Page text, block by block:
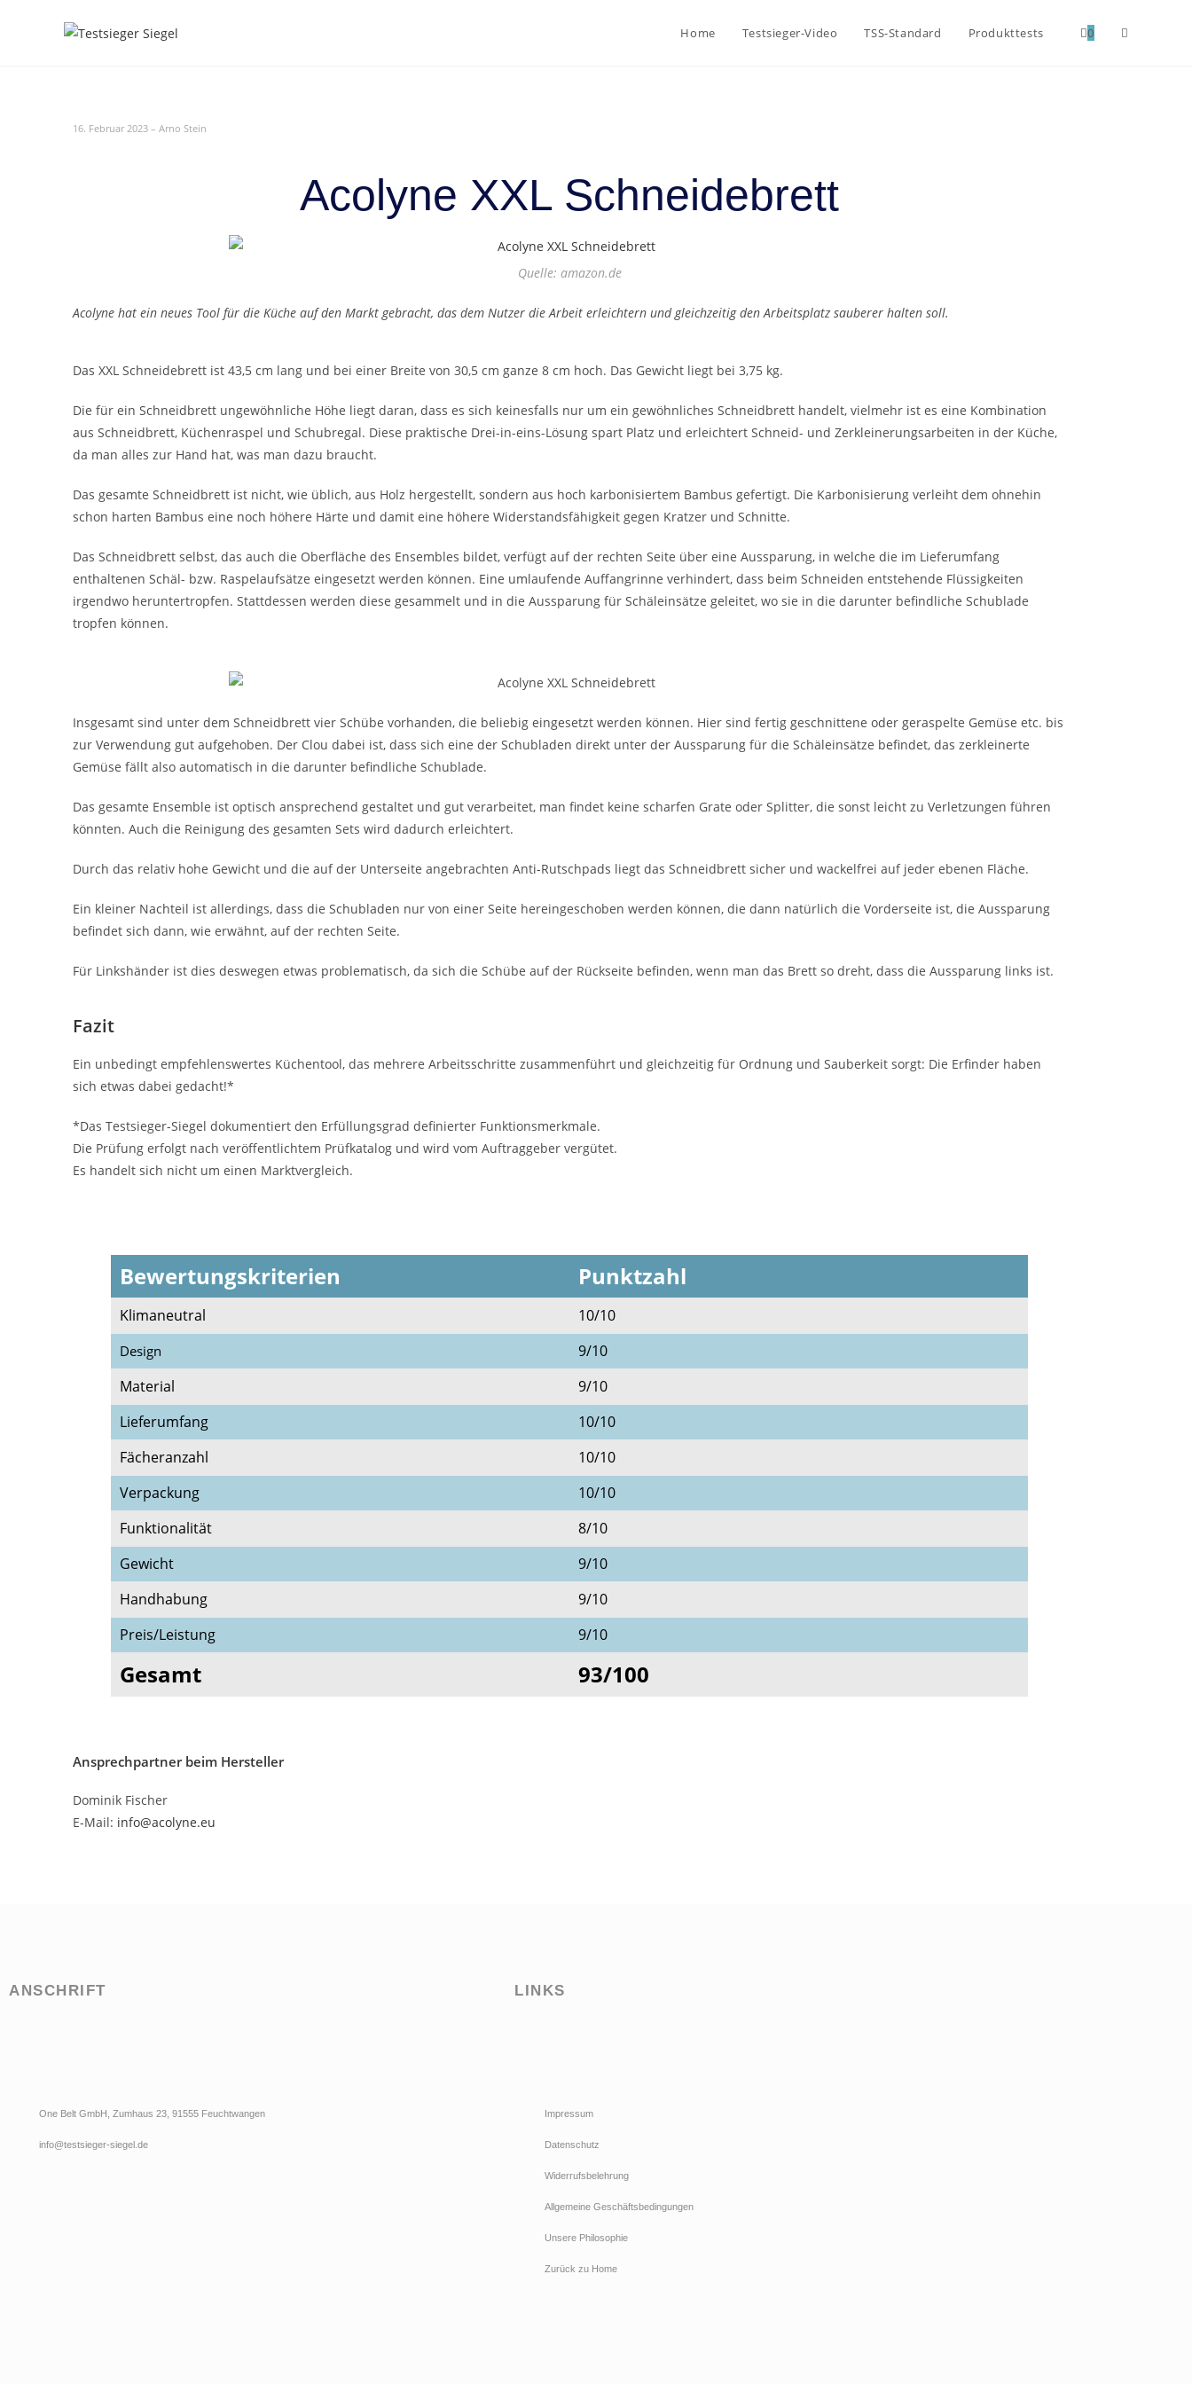
Home Testsieger-Video TSS-Standard Produkttests 0
16. Februar 2023 – Arno Stein
Acolyne XXL Schneidebrett
Quelle: amazon.de
Acolyne hat ein neues Tool für die Küche auf den Markt gebracht, das dem Nutzer die Arbeit erleichtern und gleichzeitig den Arbeitsplatz sauberer halten soll.
Das XXL Schneidebrett ist 43,5 cm lang und bei einer Breite von 30,5 cm ganze 8 cm hoch. Das Gewicht liegt bei 3,75 kg.
Die für ein Schneidbrett ungewöhnliche Höhe liegt daran, dass es sich keinesfalls nur um ein gewöhnliches Schneidbrett handelt, vielmehr ist es eine Kombination
aus Schneidbrett, Küchenraspel und Schubregal. Diese praktische Drei-in-eins-Lösung spart Platz und erleichtert Schneid- und Zerkleinerungsarbeiten in der Küche,
da man alles zur Hand hat, was man dazu braucht.
Das gesamte Schneidbrett ist nicht, wie üblich, aus Holz hergestellt, sondern aus hoch karbonisiertem Bambus gefertigt. Die Karbonisierung verleiht dem ohnehin
schon harten Bambus eine noch höhere Härte und damit eine höhere Widerstandsfähigkeit gegen Kratzer und Schnitte.
Das Schneidbrett selbst, das auch die Oberfläche des Ensembles bildet, verfügt auf der rechten Seite über eine Aussparung, in welche die im Lieferumfang
enthaltenen Schäl- bzw. Raspelaufsätze eingesetzt werden können. Eine umlaufende Auffangrinne verhindert, dass beim Schneiden entstehende Flüssigkeiten
irgendwo heruntertropfen. Stattdessen werden diese gesammelt und in die Aussparung für Schäleinsätze geleitet, wo sie in die darunter befindliche Schublade
tropfen können.
Insgesamt sind unter dem Schneidbrett vier Schübe vorhanden, die beliebig eingesetzt werden können. Hier sind fertig geschnittene oder geraspelte Gemüse etc. bis
zur Verwendung gut aufgehoben. Der Clou dabei ist, dass sich eine der Schubladen direkt unter der Aussparung für die Schäleinsätze befindet, das zerkleinerte
Gemüse fällt also automatisch in die darunter befindliche Schublade.
Das gesamte Ensemble ist optisch ansprechend gestaltet und gut verarbeitet, man findet keine scharfen Grate oder Splitter, die sonst leicht zu Verletzungen führen
könnten. Auch die Reinigung des gesamten Sets wird dadurch erleichtert.
Durch das relativ hohe Gewicht und die auf der Unterseite angebrachten Anti-Rutschpads liegt das Schneidbrett sicher und wackelfrei auf jeder ebenen Fläche.
Ein kleiner Nachteil ist allerdings, dass die Schubladen nur von einer Seite hereingeschoben werden können, die dann natürlich die Vorderseite ist, die Aussparung
befindet sich dann, wie erwähnt, auf der rechten Seite.
Für Linkshänder ist dies deswegen etwas problematisch, da sich die Schübe auf der Rückseite befinden, wenn man das Brett so dreht, dass die Aussparung links ist.
Fazit
Ein unbedingt empfehlenswertes Küchentool, das mehrere Arbeitsschritte zusammenführt und gleichzeitig für Ordnung und Sauberkeit sorgt: Die Erfinder haben
sich etwas dabei gedacht!*
*Das Testsieger-Siegel dokumentiert den Erfüllungsgrad definierter Funktionsmerkmale.
Die Prüfung erfolgt nach veröffentlichtem Prüfkatalog und wird vom Auftraggeber vergütet.
Es handelt sich nicht um einen Marktvergleich.
Bewertungskriterien Punktzahl
Klimaneutral 10/10
Design
9/10
Material
9/10
Lieferumfang
10/10
Fächeranzahl
10/10
Verpackung
10/10
Funktionalität
8/10
Gewicht
9/10
Handhabung
9/10
Preis/Leistung
9/10
Gesamt 93/100
Ansprechpartner beim Hersteller
Dominik Fischer
E-Mail: info@acolyne.eu
ANSCHRIFT
One Belt GmbH, Zumhaus 23, 91555 Feuchtwangen
info@testsieger-siegel.de
LINKS
Impressum
Datenschutz
Widerrufsbelehrung
Allgemeine Geschäftsbedingungen
Unsere Philosophie
Zurück zu Home